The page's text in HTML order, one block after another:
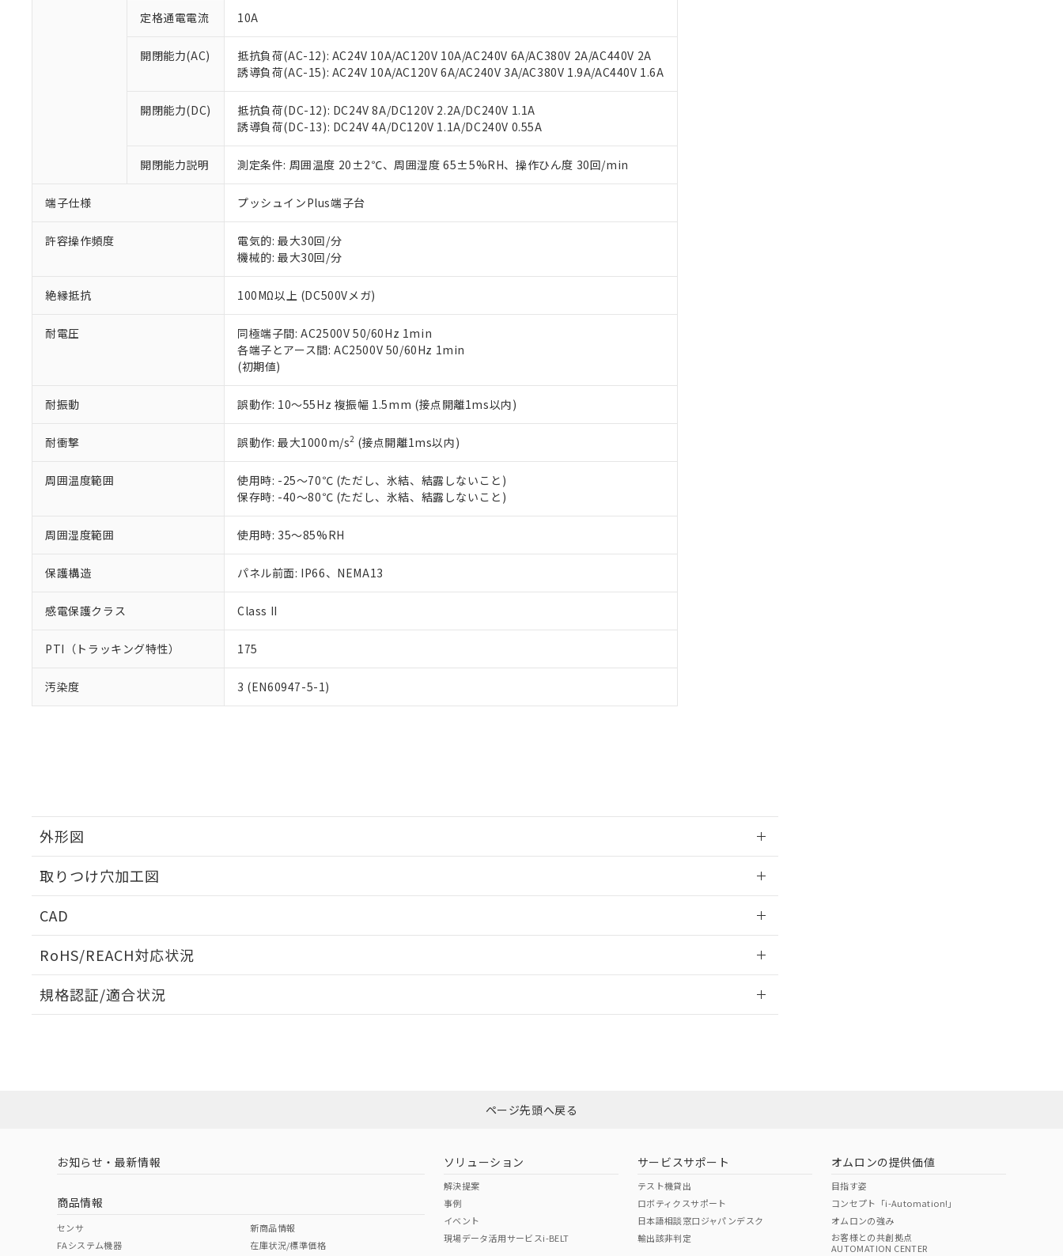
定格通電電流 10A
開閉能力(AC)
抵抗負荷(AC-12): AC24V 10A/AC120V 10A/AC240V 6A/AC380V 2A/AC440V 2A
誘導負荷(AC-15): AC24V 10A/AC120V 6A/AC240V 3A/AC380V 1.9A/AC440V 1.6A
開閉能力(DC)
抵抗負荷(DC-12): DC24V 8A/DC120V 2.2A/DC240V 1.1A
誘導負荷(DC-13): DC24V 4A/DC120V 1.1A/DC240V 0.55A
開閉能力説明 測定条件: 周囲温度 20±2℃、周囲湿度 65±5%RH、操作ひん度 30回/min
端子仕様 プッシュインPlus端子台
許容操作頻度
電気的: 最大30回/分
機械的: 最大30回/分
絶縁抵抗 100MΩ以上 (DC500Vメガ)
耐電圧
同極端子間: AC2500V 50/60Hz 1min
各端子とアース間: AC2500V 50/60Hz 1min
(初期値)
耐振動 誤動作: 10～55Hz 複振幅 1.5mm (接点開離1ms以内)
耐衝撃 誤動作: 最大1000m/s2 (接点開離1ms以内)
周囲温度範囲
使用時: -25～70℃ (ただし、氷結、結露しないこと)
保存時: -40～80℃ (ただし、氷結、結露しないこと)
周囲湿度範囲 使用時: 35～85%RH
保護構造 パネル前面: IP66、NEMA13
感電保護クラス Class II
PTI（トラッキング特性） 175
汚染度 3 (EN60947-5-1)
外形図
取りつけ穴加工図
CAD
RoHS/REACH対応状況
EU RoHS 注意事項・凡例
ダウンロードはこちら
中国 RoHS 注意事項・凡例
中国 RoHS表
規格認証/適合状況
ご利用条件
以下の条件をお読みいただき、同意のうえご利用ください。
本サービスは、当社制御機器事業取扱商品の当社在庫状況および標準価格(税抜)を提供させていただ
くものです。
当社制御機器事業取扱商品の中には、本サービスの対象外となる商品もあることをご了承ください。
在庫状況および標準価格照会結果は、記載している更新日時点での社内データに基づき作成されるも
い。
正式な納期状況および標準価格はお客様のお取引先、またはお客様担当のオムロン制御機器販売店・
当社販売員にご相談ください。
オムロン制御機器販売店や当社販売拠点は「販売ネットワーク
」をご確認ください。
在庫状況および標準価格結果を当社の事前の承諾なく第三者に漏洩または開示しないようお願いしま
す。
ている必要があります。
お客様が当ウェブサイト上で当社にご登録された部品リストについて、当社および当社の共同利用者
さい。
※当社の共同利用者とは、"個人情報の共同利用に関して"
非該当品：ライセンス料など無形物で、有害物質有無と関係のない商品です。
仕入先様の事情により、非含有部品としていたものが、含有品と判明した場合などやむを得ず変更すること
があります。
*EU RoHS指令（10物質）：
六価クロム(Cr(Ⅵ)) 1000ppm以下、ポリ臭化ビフェニル類(PBB) 1000ppm以下、ポリ臭化ジフェニルエーテル類(PBDE) 1000ppm以下、
フタル酸ビス(2-エチルヘキシル) (DEHP)(別名：DOP) 1000ppm以下、フタル酸ブチルベンジル（BBP） 1000ppm以下、フタル酸ジブチ
ル（DBP） 1000ppm以下、フタル酸ジイソブチル (DIBP) 1000ppm以下
但し、RoHS指令で産業用監視および制御機器に対する適用除外項目は除く。
フタル酸エステル類の４物質については閾値を超える意図的な使用がないことを確認しています。
※2 対応予定月
部品在庫の切り替え状況などにより、予定月が前後することがあります。
※3 非含有証明書ダウンロード
下記の非含有証明書をダウンロードすることができます。
EU RoHS指令（10物質）の非含有証明書
51物質の非含有証明書（当社基準）
※本証明書は発行日時点で非含有を証明するもので、過去に遡って非含有を証明するものではありません。
また、RoHS指令のフタル酸エステル類４物質の対応では、対応完了までの期間は出荷製品に未対応品が
混在することから備考欄に対応日を記載しておりました。
り割愛しております。
※1 中国RoHS○×表
「○」：最大均質材料含有率が中国RoHSの基準値以下であることを示します。
「×」：最大均質材料含有率が中国RoHSの基準値を超えていることを示します。
*中国RoHS10物質の基準値 (GB/T26572)：
Pb(鉛) :1000ppm、 Hg(水銀) : 1000ppm、 Cd(カドミウム) : 100ppm、
Cr(Ⅵ)(六価クロム) : 1000ppm、 PBBs(ポリ臭化ビフェニル類) : 1000ppm、 PBDEs(ポリ臭化ジフェニルエーテル類) : 1000ppm、
DBP(フタル酸ジブチル) : 1000ppm、 DIBP(フタル酸ジイソブチル) : 1000ppm、 BBP(フタル酸ブチルベンジル) : 1000ppm、
DEHP(フタル酸ビス(2-エチルヘキシル)) : 1000ppm
※2 環境保護使用期限
「ｅ」：有害物質（10物質）のすべてが基準値以下であることを示します。
「10」：通常の使用状況下において有害物質が外部に漏えいし、環境に深刻な影響を及ぼさない年数を意
味します。
当社は、これら貴社製品のうち、外国為替および外国貿易法に定める商品（以下｢規制貨物等」とい
う）を輸出または国外への提供する場合は、日本国政府の輸出許可(または役務取引許可)を取得する
などの必要な手続きをとります。
ます。
当社は貴社製品を、核兵器、ミサイル、化学兵器、生物兵器またはその他武器並びにこれらの製造装
当社は、貴社製品を第三者に販売する場合は、上記1、2および3の内容を当該第三者に通知します。
また当社は、販売先および販売に係わる関係者が違法に輸出するおそれがある場合は、取り引きをい
たしません。
記
号
説明
○ 一定数以上の在庫あり
△ 一定数には満たないが在庫あり
－
在庫なし(最新の在庫状況については、お客様のお取引先、またはお客様担当のオムロン制御
機器販売店・当社販売員にご確認ください)
空
白
受注生産機種、また在庫状況の情報を公開していない機種
ページ先頭へ戻る
お知らせ・最新情報
商品情報
センサ
FAシステム機器
新商品情報
在庫状況/標準価格
ソリューション
解決提案
事例
イベント
現場データ活用サービスi-BELT
サービスサポート
テスト機貸出
ロボティクスサポート
日本語相談窓口ジャパンデスク
輸出該非判定
オムロンの提供価値
目指す姿
コンセプト「i-Automation!」
オムロンの強み
お客様との共創拠点
AUTOMATION CENTER